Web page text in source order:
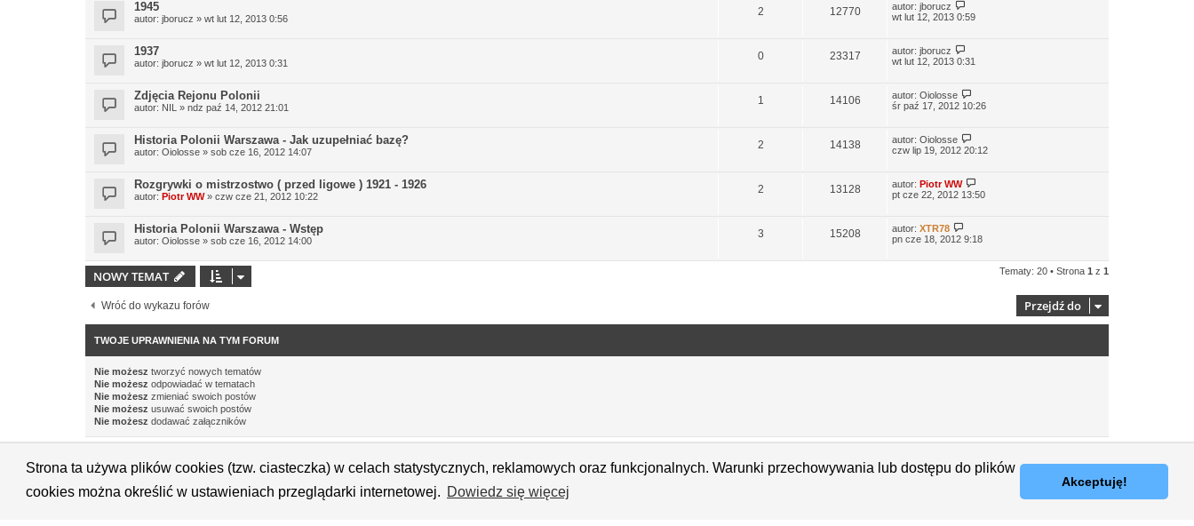
Strona ta używa plików cookies (tzw. ciasteczka) w celach statystycznych, reklamowych oraz funkcjonalnych. Warunki przechowywania lub dostępu do plików
cookies można określić w ustawieniach przeglądarki internetowej. Dowiedz się więcej
Akceptuję!
1945
autor: jborucz » wt lut 12, 2013 0:56
2 12770 autor: jborucz
wt lut 12, 2013 0:59
1937
autor: jborucz » wt lut 12, 2013 0:31
0 23317 autor: jborucz
wt lut 12, 2013 0:31
Zdjęcia Rejonu Polonii
autor: NIL » ndz paź 14, 2012 21:01
1 14106 autor: Oiolosse
śr paź 17, 2012 10:26
Historia Polonii Warszawa - Jak uzupełniać bazę?
autor: Oiolosse » sob cze 16, 2012 14:07
2 14138 autor: Oiolosse
czw lip 19, 2012 20:12
Rozgrywki o mistrzostwo ( przed ligowe ) 1921 - 1926
autor: Piotr WW» czw cze 21, 2012 10:22
2 13128 autor: Piotr WW
pt cze 22, 2012 13:50
Historia Polonii Warszawa - Wstęp
autor: Oiolosse » sob cze 16, 2012 14:00
3 15208 autor: XTR78
pn cze 18, 2012 9:18
NOWY TEMAT Tematy: 20 • Strona 1 z 1
Wróć do wykazu forów Przejdź do
TWOJE UPRAWNIENIA NA TYM FORUM
Nie możesz tworzyć nowych tematów
Nie możesz odpowiadać w tematach
Nie możesz zmieniać swoich postów
Nie możesz usuwać swoich postów
Nie możesz dodawać załączników
Technologię dostarcza phpBB® Forum Software © phpBB Limited